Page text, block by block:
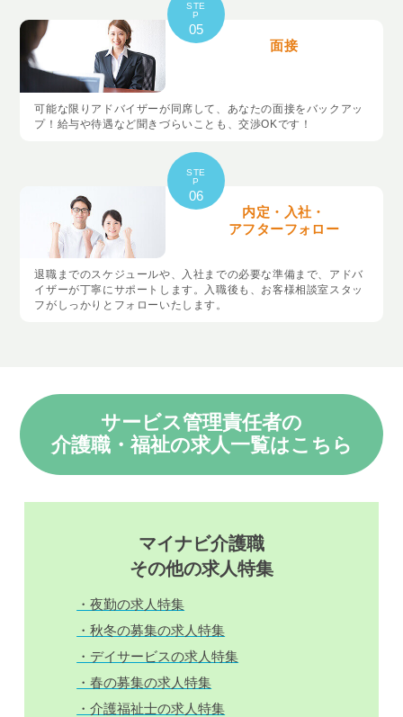
STE
P
05
面接
可能な限りアドバイザーが同席して、あなたの面接をバックアッ
プ！給与や待遇など聞きづらいことも、交渉OKです！
STE
P
06
内定・入社・
アフターフォロー
退職までのスケジュールや、入社までの必要な準備まで、アドバ
イザーが丁寧にサポートします。入職後も、お客様相談室スタッ
フがしっかりとフォローいたします。
サービス管理責任者の
介護職・福祉の求人一覧はこちら
マイナビ介護職
その他の求人特集
・夜勤の求人特集
・秋冬の募集の求人特集
・デイサービスの求人特集
・春の募集の求人特集
・介護福祉士の求人特集